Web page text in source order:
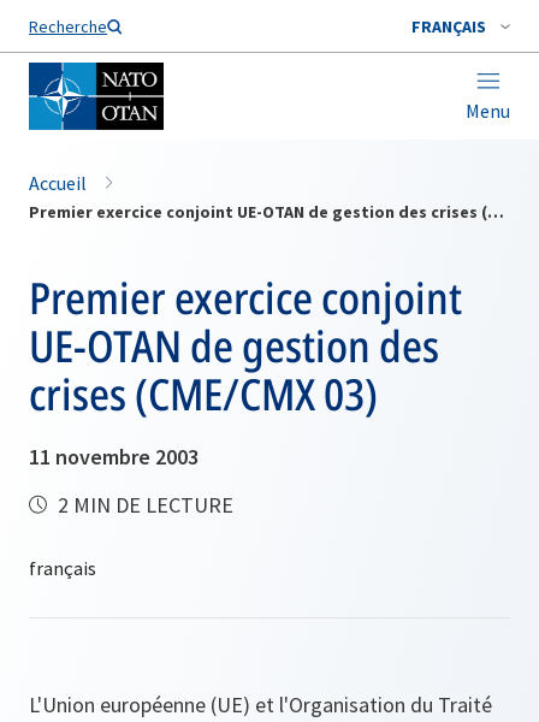
Recherche FRANÇAIS
Menu
Nom de famille*
Accueil
Premier exercice conjoint UE-OTAN de gestion des crises (CME/CMX 03)
Premier exercice conjoint
UE-OTAN de gestion des
crises (CME/CMX 03)
11 novembre 2003
2 MIN DE LECTURE
L'Union européenne (UE) et l'Organisation du Traité